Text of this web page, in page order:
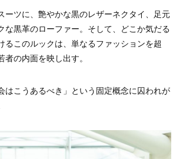
ーツに、艶やかな黒のレザーネクタイ、足元
な黒革のローファー。そして、どこか気だる
るこのルックは、単なるファッションを超
の内面を映し出す。
はこうあるべき」という固定概念に囚われが